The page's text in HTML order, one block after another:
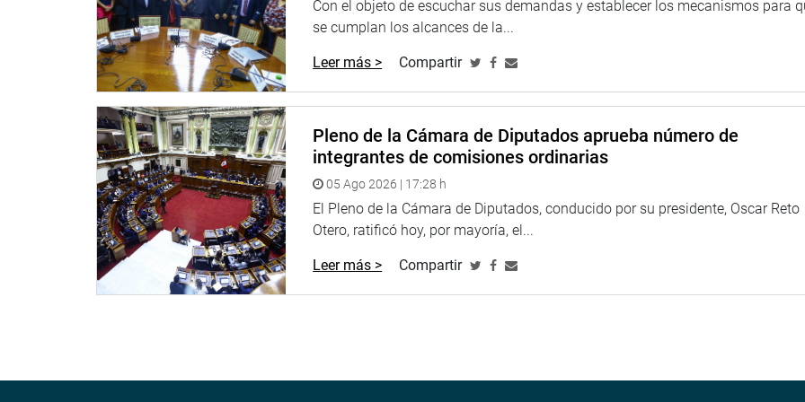
“Se equivocó, el presidente de la República, mintió de manera reiterada. Ahora nos toca ver hacia adelante, eso es
lo más importante”, agregó.
Informó que el primer vicepresidente Martín Vizcarra llega el día de mañana. Hoy en la tarde en el Congreso, ya
con la tranquilidad que todos sabemos de respetar esta continuidad del Gobierno, también podamos manifestar,
en todo caso, las incomodidades e inquietudes.
Dijo que se tiene que compartir con los peruanos el mensaje de esperanza, el mensaje que le diga a cada uno de
los ciudadanos que hoy por hoy tenemos una Constitución ad portas de cumplir sus 25 años y que prevé de esta
forma la continuidad en el Gobierno. Es una excelente oportunidad para demostrarles, sobre todo a nuestros
jóvenes que se puede dar un paso hacia adelante dentro del marco constitucional.
Recordó que en una oportunidad, el primer vicepresidente Martín Vizcarra demostró algo que en muchas
ocasiones no se vio en el Gobierno de Pedro Pablo Kuczynski, que era que no se aferraba a un cargo, sino que
quedaron archivadas. Yo saludo al primer vicepresidente, que cumpliendo con la obligación constitucional que
Con el objeto de escuchar sus demandas y establecer los mecanismos para
se cumplan los alcances de la...
Leer más > Compartir
Pleno de la Cámara de Diputados aprueba número de
integrantes de comisiones ordinarias
05 Ago 2026 | 17:28 h
El Pleno de la Cámara de Diputados, conducido por su presidente, Oscar Reto
Otero, ratificó hoy, por mayoría, el...
Leer más > Compartir